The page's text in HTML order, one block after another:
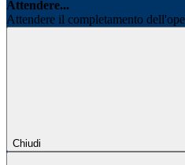
Attendere...
Attendere il completamento
Chiudi